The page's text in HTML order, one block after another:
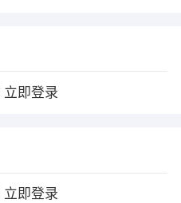
立即登录
立即登录